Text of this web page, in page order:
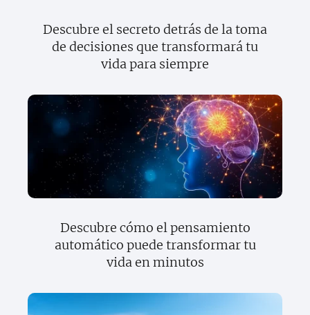
Descubre el secreto detrás de la toma
de decisiones que transformará tu
vida para siempre
Descubre cómo el pensamiento
automático puede transformar tu
vida en minutos